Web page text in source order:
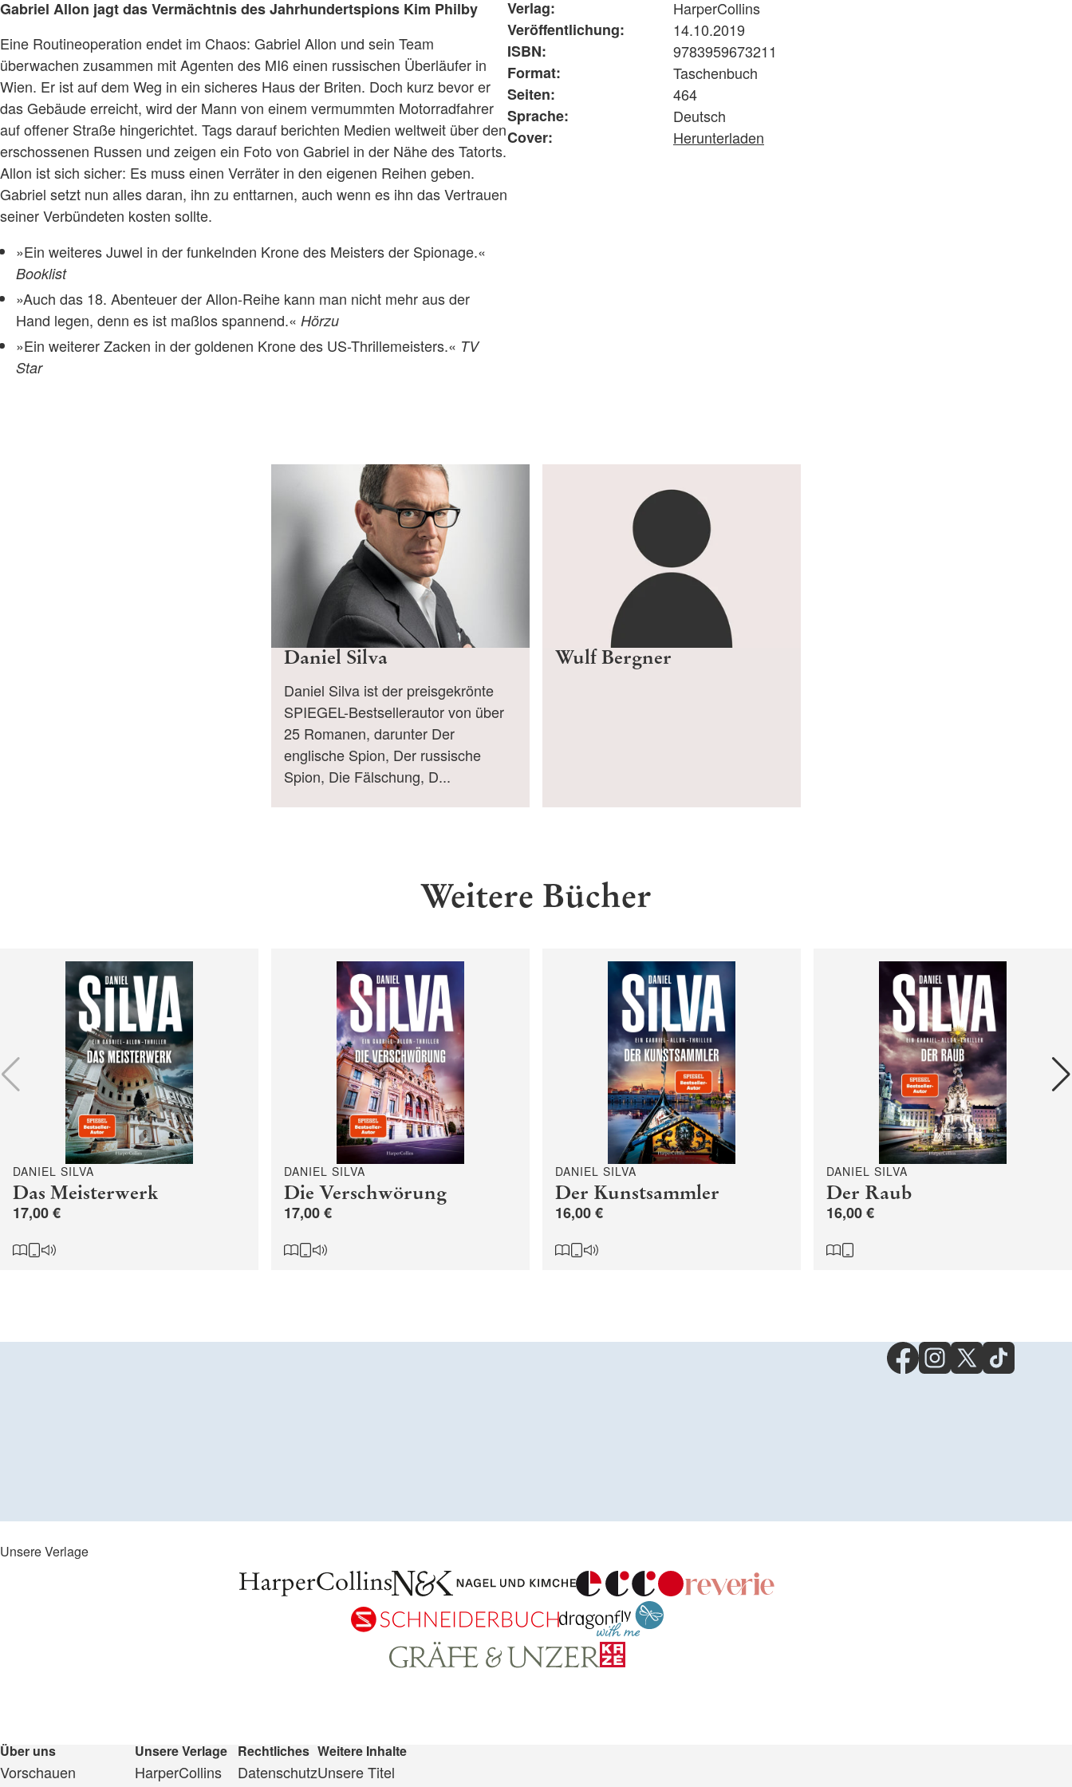
Gabriel Allon jagt das Vermächtnis des Jahrhundertspions Kim Philby
Eine Routineoperation endet im Chaos: Gabriel Allon und sein Team
überwachen zusammen mit Agenten des MI6 einen russischen Überläufer in
Wien. Er ist auf dem Weg in ein sicheres Haus der Briten. Doch kurz bevor er
das Gebäude erreicht, wird der Mann von einem vermummten Motorradfahrer
auf offener Straße hingerichtet. Tags darauf berichten Medien weltweit über den
erschossenen Russen und zeigen ein Foto von Gabriel in der Nähe des Tatorts.
Allon ist sich sicher: Es muss einen Verräter in den eigenen Reihen geben.
Gabriel setzt nun alles daran, ihn zu enttarnen, auch wenn es ihn das Vertrauen
seiner Verbündeten kosten sollte.
»Ein weiteres Juwel in der funkelnden Krone des Meisters der Spionage.«
Booklist
»Auch das 18. Abenteuer der Allon-Reihe kann man nicht mehr aus der
Hand legen, denn es ist maßlos spannend.« Hörzu
»Ein weiterer Zacken in der goldenen Krone des US-Thrillemeisters.« TV
Star
Verlag:
HarperCollins
Veröffentlichung:
14.10.2019
ISBN:
9783959673211
Format:
Taschenbuch
Seiten:
464
Sprache:
Deutsch
Cover:
Herunterladen
Daniel Silva
Daniel Silva ist der preisgekrönte
SPIEGEL-Bestsellerautor von über
25 Romanen, darunter Der
englische Spion, Der russische
Spion, Die Fälschung, D...
Wulf Bergner
Weitere Bücher
DANIEL SILVA
Das Meisterwerk
17,00 €
DANIEL SILVA
Die Verschwörung
17,00 €
DANIEL SILVA
Der Kunstsammler
16,00 €
DANIEL SILVA
Der Raub
16,00 €
Unsere Verlage
Über uns
Vorschauen
Unsere Verlage
HarperCollins
Rechtliches
Datenschutz
Weitere Inhalte
Unsere Titel